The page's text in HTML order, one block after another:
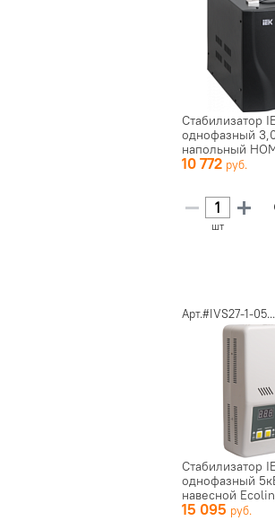
Стабилизатор
однофазный
напольный
кВА
10 772
шт
Арт.#IVS27-1-05...
Стабилизатор
однофазный
навесной
15 095